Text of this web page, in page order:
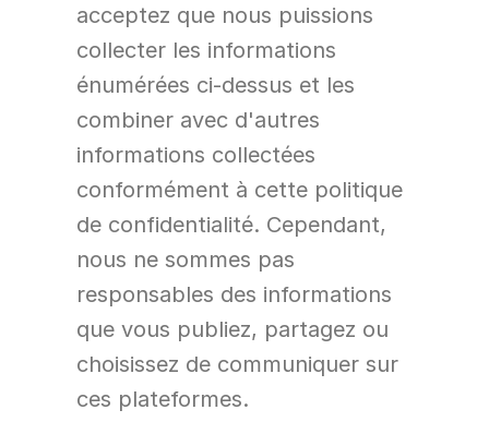
acceptez que nous puissions
collecter les informations
énumérées ci-dessus et les
combiner avec d'autres
informations collectées
conformément à cette politique
de confidentialité. Cependant,
nous ne sommes pas
responsables des informations
que vous publiez, partagez ou
choisissez de communiquer sur
ces plateformes.